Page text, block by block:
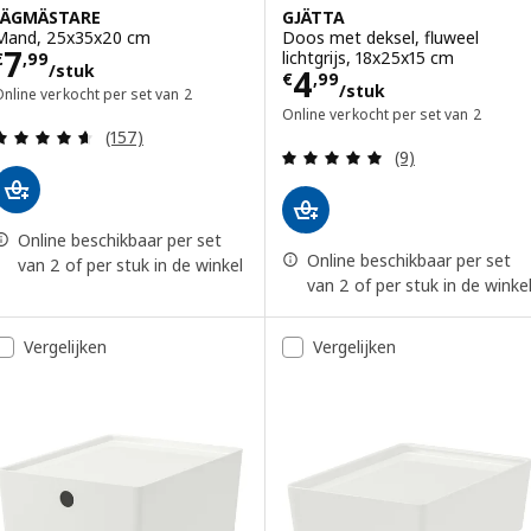
25x35x20 cm
7,99
/stuk
€ 7,99/stuk
verkocht per set van 2
Beoordeling: 4.6 van 5 sterren. Totaal
(157)
Online beschikbaar per set
van 2 of per stuk in de winkel
GJÄTTA
Doos met deksel, fluweel
lichtgrijs, 18x25x15 cm
€4,99
/stuk
Prijs € 4,99/
Online verkocht per set van 2
Beoordeling:
(9)
Online beschikbaar per set
van 2 of per stuk in de winkel
Vergelijken Vergelijken